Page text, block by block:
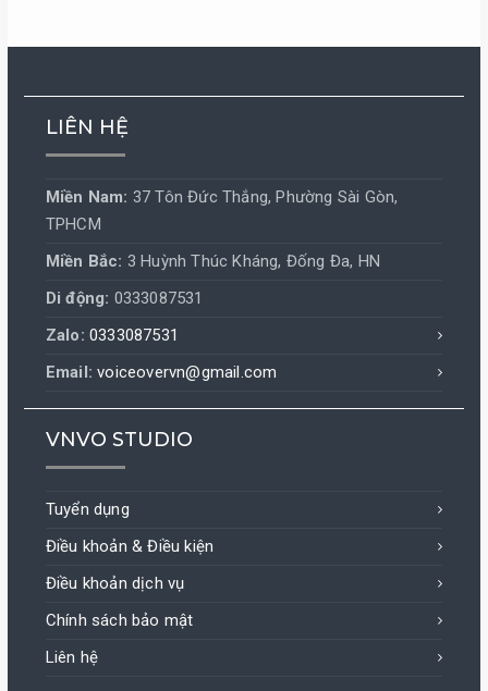
LIÊN HỆ
Miền Nam: 37 Tôn Đức Thắng, Phường Sài Gòn,
TPHCM
Miền Bắc: 3 Huỳnh Thúc Kháng, Đống Đa, HN
Di động: 0333087531
Zalo: 0333087531
Email: voiceovervn@gmail.com
VNVO STUDIO
Tuyển dụng
Điều khoản & Điều kiện
Điều khoản dịch vụ
Chính sách bảo mật
Liên hệ